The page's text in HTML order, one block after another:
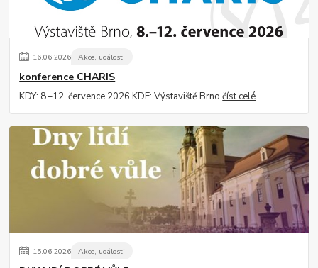
16.06.2026 Akce, události
konference CHARIS
KDY: 8.–12. července 2026 KDE: Výstaviště Brnočíst celé
15.06.2026 Akce, události